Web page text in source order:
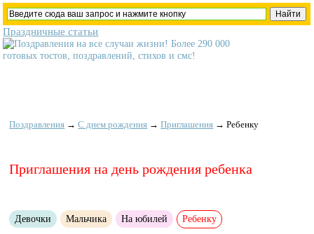
Праздничные статьи
Поздравления →С днем рождения →Приглашения →Ребенку
Приглашения на день рождения ребенка
Девочки Мальчика На юбилей Ребенку